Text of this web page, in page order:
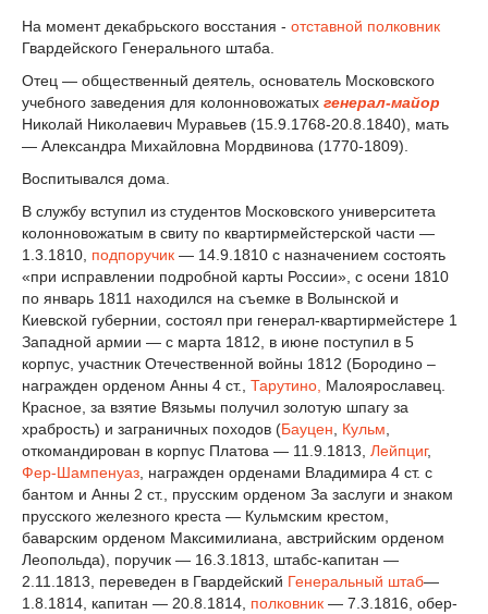
На момент декабрьского восстания - отставной полковник
Гвардейского Генерального штаба.
Отец — общественный деятель, основатель Московского
учебного заведения для колонновожатых генерал-майор
Николай Николаевич Муравьев (15.9.1768-20.8.1840), мать
— Александра Михайловна Мордвинова (1770-1809).
Воспитывался дома.
В службу вступил из студентов Московского университета
колонновожатым в свиту по квартирмейстерской части —
1.3.1810, подпоручик — 14.9.1810 с назначением состоять
«при исправлении подробной карты России», с осени 1810
по январь 1811 находился на съемке в Волынской и
Киевской губернии, состоял при генерал-квартирмейстере 1
Западной армии — с марта 1812, в июне поступил в 5
корпус, участник Отечественной войны 1812 (Бородино –
награжден орденом Анны 4 ст., Тарутино, Малоярославец.
Красное, за взятие Вязьмы получил золотую шпагу за
храбрость) и заграничных походов (Бауцен Кульм
откомандирован в корпус Платова — 11.9.1813, Лейпциг,
Фер-Шампенуаз , награжден орденами Владимира 4 ст. с
бантом и Анны 2 ст., прусским орденом За заслуги и знаком
прусского железного креста — Кульмским крестом,
баварским орденом Максимилиана, австрийским орденом
Леопольда), поручик — 16.3.1813, штабс-капитан —
2.11.1813, переведен в Гвардейский Генеральный штаб—
1.8.1814, капитан — 20.8.1814, полковник — 7.3.1816, обер-